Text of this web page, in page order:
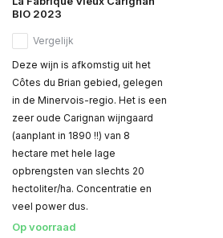
BIO 2023
Vergelijk
Deze wijn is afkomstig uit het
Côtes du Brian gebied, gelegen
in de Minervois-regio. Het is een
zeer oude Carignan wijngaard
(aanplant in 1890 !!) van 8
hectare met hele lage
opbrengsten van slechts 20
hectoliter/ha. Concentratie en
veel power dus.
Op voorraad